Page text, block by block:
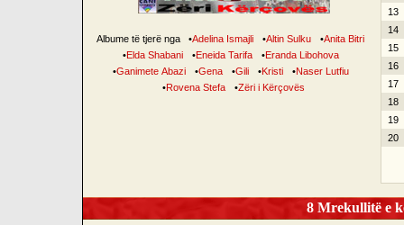
Albume të tjerë nga •Adelina Ismajli •Altin Sulku •Anita Bitri
•Elda Shabani •Eneida Tarifa •Eranda Libohova
•Ganimete Abazi •Gena •Gili •Kristi •Naser Lutfiu
•Rovena Stefa •Zëri i Kërçovës
13
14
15
16
17
18
19
20
8 Mrekullitë e